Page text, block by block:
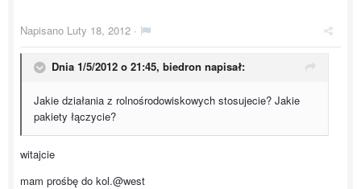
Napisano Luty 18, 2012 ·
Dnia 1/5/2012 o 21:45, biedron napisał:
Jakie działania z rolnośrodowiskowych stosujecie? Jakie
pakiety łączycie?
witajcie
mam prośbę do kol.@west